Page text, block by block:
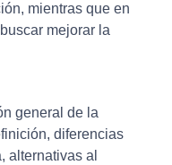
mientras que en
mejorar la
general de la
diferencias
alternativas al